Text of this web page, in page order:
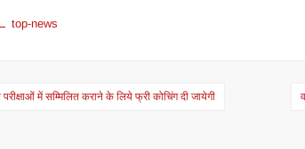
top-news
परीक्षाओं में सम्मिलित कराने के लिये फ्री कोचिंग दी जायेगी